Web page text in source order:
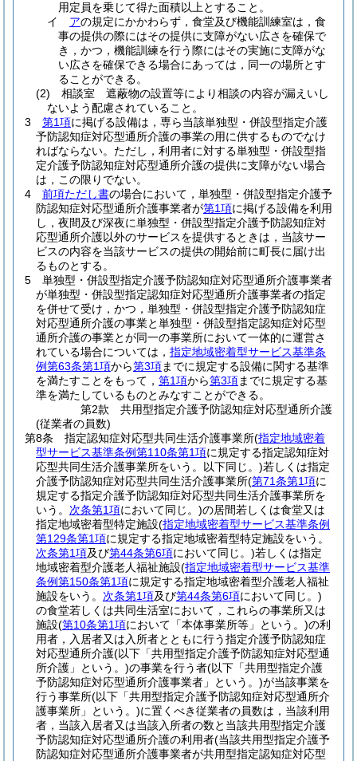
用定員を乗じて得た面積以上とすること。
イ
アの規定にかかわらず，食堂及び機能訓練室は，食
事の提供の際にはその提供に支障がない広さを確保で
き，かつ，機能訓練を行う際にはその実施に支障がな
い広さを確保できる場合にあっては，同一の場所とす
ることができる。
(2)
相談室 遮蔽物の設置等により相談の内容が漏えいし
ないよう配慮されていること。
3
第1項に掲げる設備は，専ら当該単独型・併設型指定介護
予防認知症対応型通所介護の事業の用に供するものでなけ
ればならない。 ただし，利用者に対する単独型・併設型指
定介護予防認知症対応型通所介護の提供に支障がない場合
は，この限りでない。
4
前項ただし書の場合において，単独型・併設型指定介護予
防認知症対応型通所介護事業者が第1項に掲げる設備を利用
し，夜間及び深夜に単独型・併設型指定介護予防認知症対
応型通所介護以外のサービスを提供するときは，当該サー
ビスの内容を当該サービスの提供の開始前に町長に届け出
るものとする。
5
単独型・併設型指定介護予防認知症対応型通所介護事業者
が単独型・併設型指定認知症対応型通所介護事業者の指定
を併せて受け，かつ，単独型・併設型指定介護予防認知症
対応型通所介護の事業と単独型・併設型指定認知症対応型
通所介護の事業とが同一の事業所において一体的に運営さ
れている場合については， 指定地域密着型サービス基準条
例第63条第1項から第3項までに規定する設備に関する基準
を満たすことをもって， 第1項から第3項までに規定する基
準を満たしているものとみなすことができる。
第2款
共用型指定介護予防認知症対応型通所介護
(従業者の員数)
第8条
指定認知症対応型共同生活介護事業所(指定地域密着
型サービス基準条例第110条第1項に規定する指定認知症対
応型共同生活介護事業所をいう。以下同じ。)若しくは指定
介護予防認知症対応型共同生活介護事業所(第71条第1項に
規定する指定介護予防認知症対応型共同生活介護事業所を
いう。 次条第1項において同じ。)の居間若しくは食堂又は
指定地域密着型特定施設(指定地域密着型サービス基準条例
第129条第1項に規定する指定地域密着型特定施設をいう。
次条第1項及び第44条第6項において同じ。)若しくは指定
地域密着型介護老人福祉施設(指定地域密着型サービス基準
条例第150条第1項に規定する指定地域密着型介護老人福祉
施設をいう。 次条第1項及び第44条第6項において同じ。)
の食堂若しくは共同生活室において，これらの事業所又は
施設(第10条第1項において「本体事業所等」という。)の利
用者，入居者又は入所者とともに行う指定介護予防認知症
対応型通所介護(以下「共用型指定介護予防認知症対応型通
所介護」という。)の事業を行う者(以下「共用型指定介護
予防認知症対応型通所介護事業者」という。)が当該事業を
行う事業所(以下「共用型指定介護予防認知症対応型通所介
護事業所」という。)に置くべき従業者の員数は，当該利用
者，当該入居者又は当該入所者の数と当該共用型指定介護
予防認知症対応型通所介護の利用者(当該共用型指定介護予
防認知症対応型通所介護事業者が共用型指定認知症対応型